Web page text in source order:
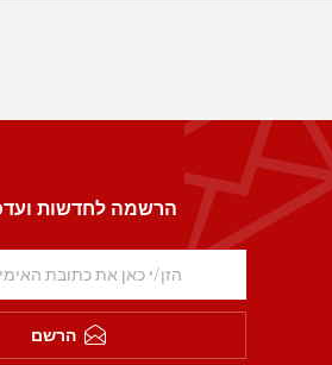
הרשמה לחדשות
הרשם